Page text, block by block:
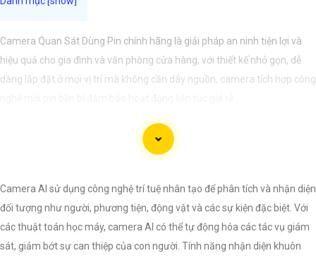
Camera Quan Sát Dùng Pin chính hãng là giải pháp an ninh tiện lợi và
hiệu quả cho gia đình và văn phòng cửa hàng, với thiết kế nhỏ gọn, dễ
dàng lắp đặt ở mọi vị trí mà không cần dây nguồn, camera tích hợp công
Camera AI sử dụng công nghệ trí tuệ nhân tạo để phân tích và nhận diện
đối tượng như người, phương tiện, động vật và các sự kiện đặc biệt. Với
các thuật toán học máy, camera AI có thể tự động hóa các tác vụ giám
sát, giảm bớt sự can thiệp của con người. Tính năng nhận diện khuôn